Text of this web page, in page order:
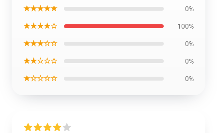
★★★★★ 0%
★★★★☆ 100%
★★★☆☆ 0%
★★☆☆☆ 0%
★☆☆☆☆ 0%